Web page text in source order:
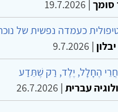
סומך |
19.7.2026
כעמדה נפשית של
|
9.7.2026
הֶחָלָל, יֶלֶד, רַק שֶׁתֵּדַע
עברית |
26.7.2026